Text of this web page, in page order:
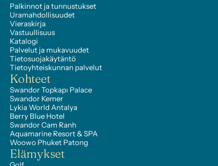
Palkinnot ja tunnustukset
Uramahdollisuudet
Vieraskirja
Vastuullisuus
Katalogi
Palvelut ja mukavuudet
Tietosuojakäytäntö
Tietoyhteiskunnan palvelut
Kohteet
Swandor Topkapı Palace
Swandor Kemer
Lykia World Antalya
Berry Blue Hotel
Swandor Cam Ranh
Aquamarine Resort & SPA
Woowo Phuket Patong
Elämykset